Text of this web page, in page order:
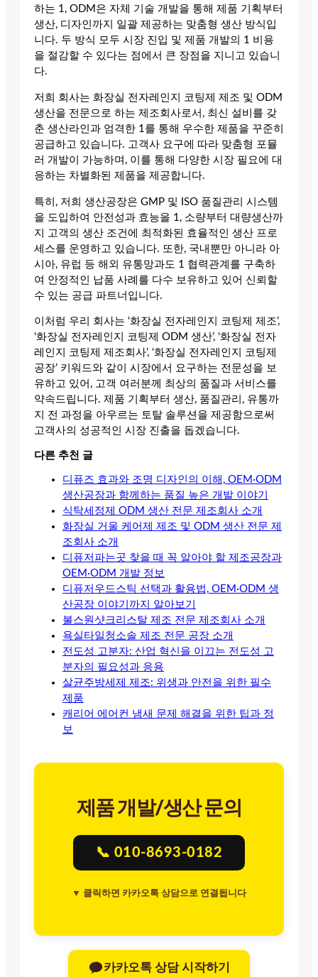
하는 1, ODM은 자체 기술 개발을 통해 제품 기획부터
생산, 디자인까지 일괄 제공하는 맞춤형 생산 방식입
니다. 두 방식 모두 시장 진입 및 제품 개발의 1 비용
을 절감할 수 있다는 점에서 큰 장점을 지니고 있습니
다.
저희 회사는 화장실 전자레인지 코팅제 제조 및 ODM
생산을 전문으로 하는 제조회사로서, 최신 설비를 갖
춘 생산라인과 엄격한 1를 통해 우수한 제품을 꾸준히
공급하고 있습니다. 고객사 요구에 따라 맞춤형 포뮬
러 개발이 가능하며, 이를 통해 다양한 시장 필요에 대
응하는 차별화된 제품을 제공합니다.
특히, 저희 생산공장은 GMP 및 ISO 품질관리 시스템
을 도입하여 안전성과 효능을 1, 소량부터 대량생산까
지 고객의 생산 조건에 최적화된 효율적인 생산 프로
세스를 운영하고 있습니다. 또한, 국내뿐만 아니라 아
시아, 유럽 등 해외 유통망과도 1 협력관계를 구축하
여 안정적인 납품 사례를 다수 보유하고 있어 신뢰할
수 있는 공급 파트너입니다.
이처럼 우리 회사는 ‘화장실 전자레인지 코팅제 제조’,
‘화장실 전자레인지 코팅제 ODM 생산’, ‘화장실 전자
레인지 코팅제 제조회사’, ‘화장실 전자레인지 코팅제
공장’ 키워드와 같이 시장에서 요구하는 전문성을 보
유하고 있어, 고객 여러분께 최상의 품질과 서비스를
약속드립니다. 제품 기획부터 생산, 품질관리, 유통까
지 전 과정을 아우르는 토탈 솔루션을 제공함으로써
고객사의 성공적인 시장 진출을 돕겠습니다.
다른 추천 글
디퓨즈 효과와 조명 디자인의 이해, OEM·ODM
생산공장과 함께하는 품질 높은 개발 이야기
식탁세정제 ODM 생산 전문 제조회사 소개
화장실 거울 케어제 제조 및 ODM 생산 전문 제
조회사 소개
디퓨저파는곳 찾을 때 꼭 알아야 할 제조공장과
OEM·ODM 개발 정보
디퓨저우드스틱 선택과 활용법, OEM·ODM 생
산공장 이야기까지 알아보기
불스원샷크리스탈 제조 전문 제조회사 소개
욕실타일청소솔 제조 전문 공장 소개
전도성 고분자: 산업 혁신을 이끄는 전도성 고
분자의 필요성과 응용
살균주방세제 제조: 위생과 안전을 위한 필수
제품
캐리어 에어컨 냄새 문제 해결을 위한 팁과 정
보
제품 개발/생산 문의
📞 010-8693-0182
▼ 클릭하면 카카오톡 상담으로 연결됩니다
카카오톡 상담 시작하기